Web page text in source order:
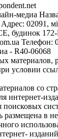
медиа
02091,
172-
Телефон:
- R40-06068
материалов,
условии
со
интернет-
поисковых
в